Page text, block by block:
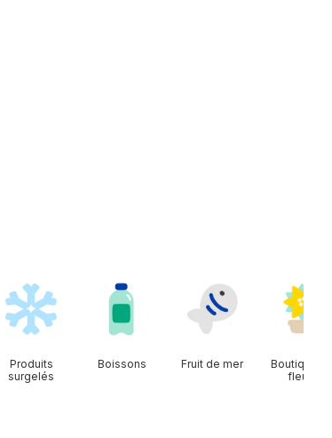
Produits
surgelés
Boissons Fruit de mer
Boutique
fleurs